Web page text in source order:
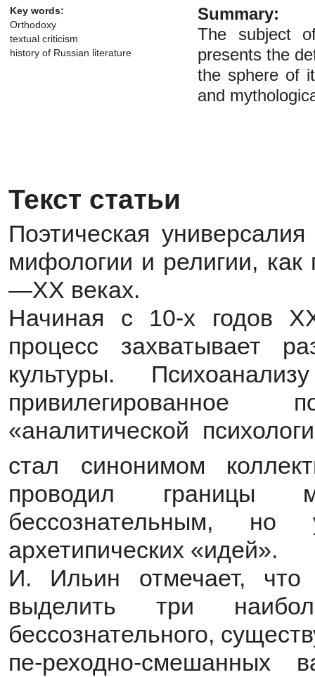
Key words:
Orthodoxy
textual criticism
history of Russian literature
Summary:
The subject
presents the
the sphere of
and
Текст статьи
Поэтическая
мифологии и религии,
—XX веках.
Начиная с 10-х годов
процесс захватывает
культуры.
«аналитической
стал синонимом
проводил границы
бессознательным,
архетипических «идей».
И. Ильин отмечает,
выделить три
бессознательного,
пе-реходно-смешанных